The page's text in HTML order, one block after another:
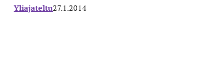
Yliajateltu27.1.2014